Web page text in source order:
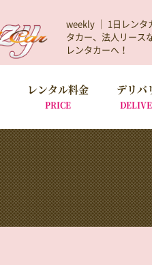
weekly ｜ 1日レンタ
タカー、法人リース
レンタカーへ！
レンタル料金
PRICE
デリバ